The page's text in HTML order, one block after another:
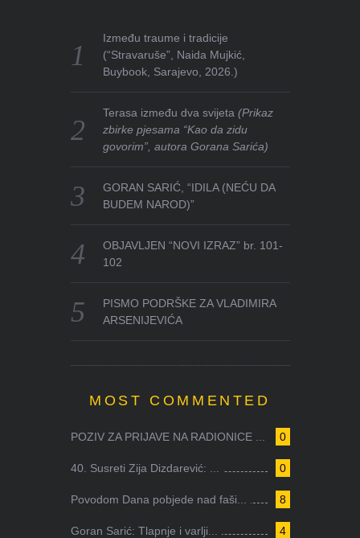
Između traume i tradicije
(“Stravaruše”, Naida Mujkić,
Buybook, Sarajevo, 2026.)
Terasa između dva svijeta(Prikaz
zbirke pjesama “Kao da zidu
govorim”, autora Gorana Sarića)
GORAN SARIĆ, “IDILA (NEĆU DA
BUDEM NAROD)”
OBJAVLJEN “NOVI IZRAZ” br. 101-
102
PISMO PODRŠKE ZA VLADIMIRA
ARSENIJEVIĆA
MOST COMMENTED
0
POZIV ZA PRIJAVE NA RADIONICE ...
0
40. Susreti Zija Dizdarević: ...
8
Povodom Dana pobjede nad faši...
4
Goran Sarić: Tlapnje i varlji...